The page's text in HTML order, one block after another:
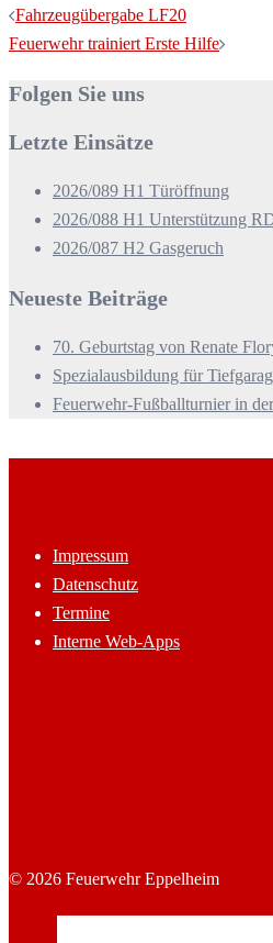
Beitragsnavigation
Fahrzeugübergabe LF20
Feuerwehr trainiert Erste Hilfe
Folgen Sie uns
Letzte Einsätze
2026/089 H1 Türöffnung
2026/088 H1 Unterstützung
2026/087 H2 Gasgeruch
Neueste Beiträge
70. Geburtstag von Renate
Spezialausbildung für
Feuerwehr-Fußballturnier in
Impressum
Datenschutz
Termine
Interne Web-Apps
© 2026 Feuerwehr Eppelheim